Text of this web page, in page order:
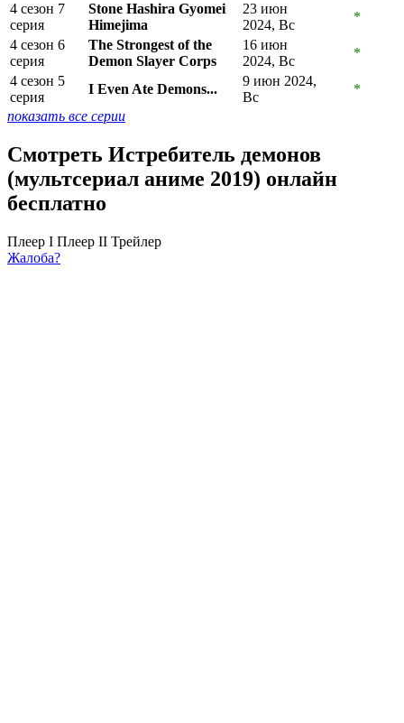
4 сезон 7
серия
Stone Hashira Gyomei
Himejima
23 июн
2024, Вс
*
4 сезон 6
серия
The Strongest of the
Demon Slayer Corps
16 июн
2024, Вс
*
4 сезон 5
серия
I Even Ate Demons...
9 июн 2024,
Вс
*
показать все серии
Смотреть Истребитель демонов
(мультсериал аниме 2019) онлайн
бесплатно
Плеер I Плеер II Трейлер
Жалоба?